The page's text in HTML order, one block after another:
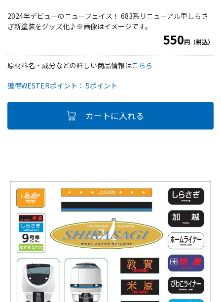
2024年デビューのニューフェイス！ 683系リニューアル車しらさ
ぎ新塗装をグッズ化♪※画像はイメージです。
550円（税込）
獲得WESTERポイント： 5ポイント
原材料名・成分などの詳しい商品情報はこちら